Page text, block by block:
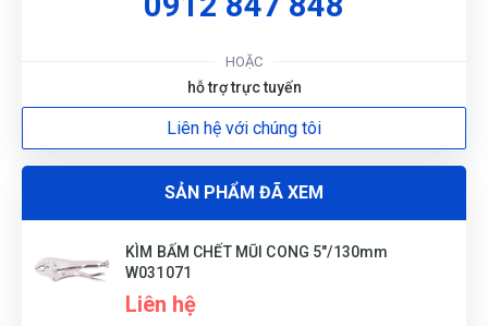
HOẶC
hỗ trợ trực tuyến
Liên hệ với chúng tôi
SẢN PHẨM ĐÃ XEM
KÌM BẤM CHẾT MŨI CONG 5"/130mm
W031071
Liên hệ